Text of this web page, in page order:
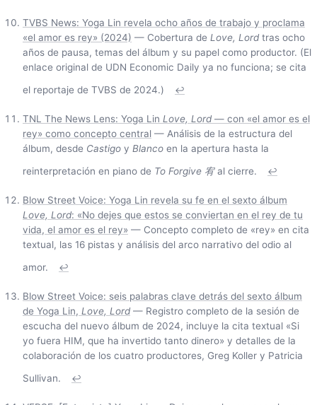
TVBS News: Yoga Lin revela ocho años de trabajo y proclama
«el amor es rey» (2024) — Cobertura de Love, Lord tras ocho
años de pausa, temas del álbum y su papel como productor. (El
enlace original de UDN Economic Daily ya no funciona; se cita
el reportaje de TVBS de 2024.)
↩
TNL The News Lens: Yoga Lin Love, Lord — con «el amor es el
rey» como concepto central — Análisis de la estructura del
álbum, desde Castigo y Blanco en la apertura hasta la
reinterpretación en piano de To Forgive 宥al cierre. ↩
Blow Street Voice: Yoga Lin revela su fe en el sexto álbum
Love, Lord: «No dejes que estos se conviertan en el rey de tu
vida, el amor es el rey» — Concepto completo de «rey» en cita
textual, las 16 pistas y análisis del arco narrativo del odio al
amor.
↩
Blow Street Voice: seis palabras clave detrás del sexto álbum
de Yoga Lin, Love, Lord — Registro completo de la sesión de
escucha del nuevo álbum de 2024, incluye la cita textual «Si
yo fuera HIM, que ha invertido tanto dinero» y detalles de la
colaboración de los cuatro productores, Greg Koller y Patricia
Sullivan.
↩